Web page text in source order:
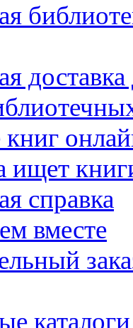
ищет
справка
вместе
каталоги